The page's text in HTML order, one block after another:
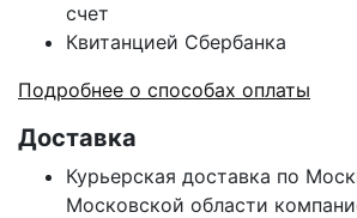
счет
Квитанцией Сбербанка
Подробнее о способах оплаты
Доставка
Курьерская доставка по
Московской области